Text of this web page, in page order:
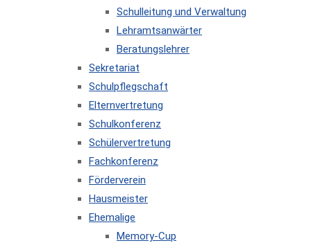
Schulleitung und Verwaltung
Lehramtsanwärter
Beratungslehrer
Sekretariat
Schulpflegschaft
Elternvertretung
Schulkonferenz
Schülervertretung
Fachkonferenz
Förderverein
Hausmeister
Ehemalige
Memory-Cup